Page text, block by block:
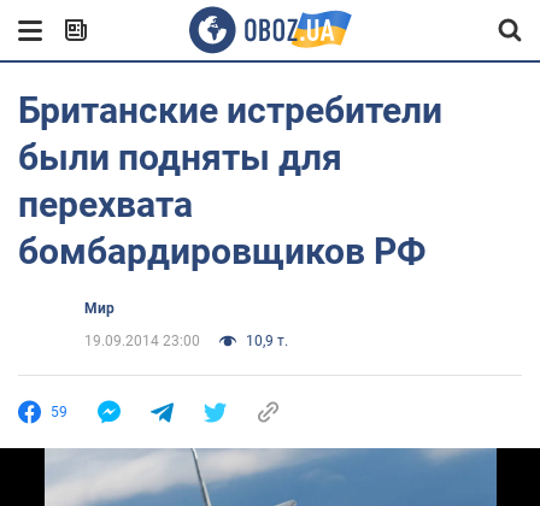
Британские истребители
были подняты для
перехвата
бомбардировщиков РФ
Мир
19.09.2014 23:00
10,9 т.
59